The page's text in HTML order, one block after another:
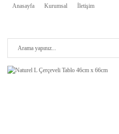
Anasayfa Kurumsal İletişim